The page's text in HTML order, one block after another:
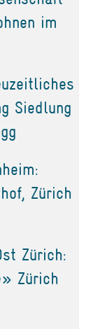
im
Siedlung
Zürich
Zürich:
Zürich